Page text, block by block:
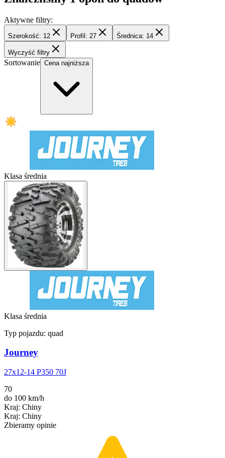
Aktywne filtry:
Szerokość: 12 Profil: 27 Średnica: 14
Wyczyść filtry
Sortowanie Cena najniższa
Klasa średnia
Klasa średnia
Typ pojazdu: quad
Journey
27x12-14 P350 70J
70
do 100 km/h
Kraj: Chiny
Kraj: Chiny
Zbieramy opinie